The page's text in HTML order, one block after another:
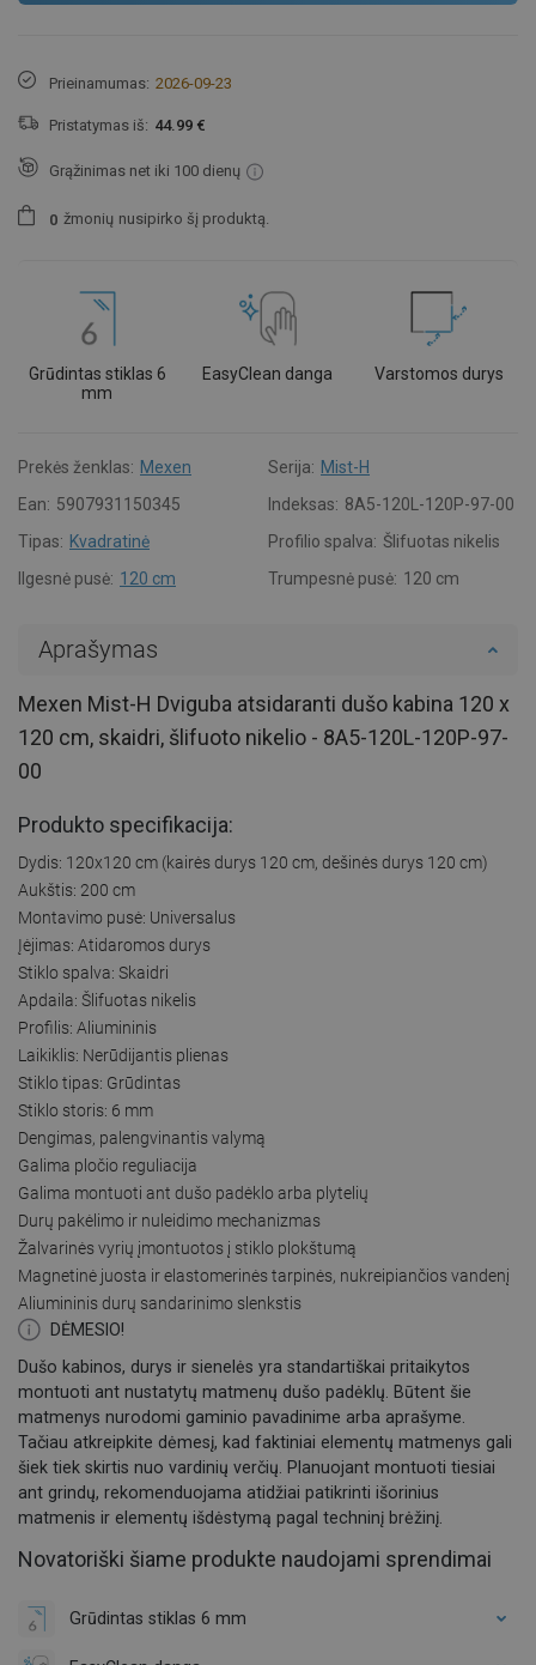
Prieinamumas: 2026-09-23
Pristatymas iš: 44.99 €
Grąžinimas net iki 100 dienų
0 žmonių nusipirko šį produktą.
Grūdintas stiklas 6
mm
EasyClean danga Varstomos durys
Prekės ženklas: Mexen Serija: Mist-H
Ean: 5907931150345 Indeksas: 8A5-120L-120P-97-00
Tipas: Kvadratinė Profilio spalva: Šlifuotas nikelis
Ilgesnė pusė: 120 cm Trumpesnė pusė: 120 cm
Aprašymas
Mexen Mist-H Dviguba atsidaranti dušo kabina 120 x
120 cm, skaidri, šlifuoto nikelio - 8A5-120L-120P-97-
00
Produkto specifikacija:
Dydis: 120x120 cm (kairės durys 120 cm, dešinės durys 120 cm)
Aukštis: 200 cm
Montavimo pusė: Universalus
Įėjimas: Atidaromos durys
Stiklo spalva: Skaidri
Apdaila: Šlifuotas nikelis
Profilis: Aliumininis
Laikiklis: Nerūdijantis plienas
Stiklo tipas: Grūdintas
Stiklo storis: 6 mm
Dengimas, palengvinantis valymą
Galima pločio reguliacija
Galima montuoti ant dušo padėklo arba plytelių
Durų pakėlimo ir nuleidimo mechanizmas
Žalvarinės vyrių įmontuotos į stiklo plokštumą
Magnetinė juosta ir elastomerinės tarpinės, nukreipiančios vandenį
Aliumininis durų sandarinimo slenkstis
DĖMESIO!
Dušo kabinos, durys ir sienelės yra standartiškai pritaikytos
montuoti ant nustatytų matmenų dušo padėklų. Būtent šie
matmenys nurodomi gaminio pavadinime arba aprašyme.
Tačiau atkreipkite dėmesį, kad faktiniai elementų matmenys gali
šiek tiek skirtis nuo vardinių verčių. Planuojant montuoti tiesiai
ant grindų, rekomenduojama atidžiai patikrinti išorinius
matmenis ir elementų išdėstymą pagal techninį brėžinį.
Novatoriški šiame produkte naudojami sprendimai
Grūdintas stiklas 6 mm